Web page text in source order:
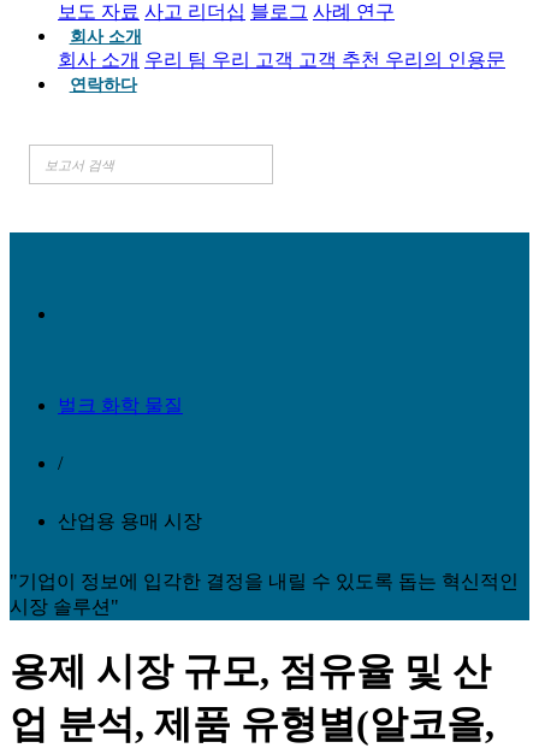
보도 자료 사고 리더십 블로그 사례 연구
회사 소개
회사 소개 우리 팀 우리 고객 고객 추천 우리의 인용문
연락하다
벌크 화학 물질
/
산업용 용매 시장
"기업이 정보에 입각한 결정을 내릴 수 있도록 돕는 혁신적인
시장 솔루션"
용제 시장 규모, 점유율 및 산
업 분석, 제품 유형별(알코올,